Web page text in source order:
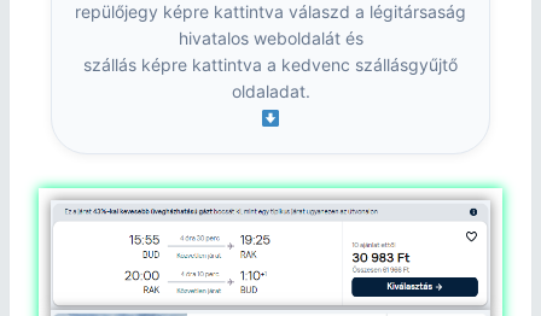
repülőjegy képre kattintva válaszd a légitársaság
hivatalos weboldalát és
szállás képre kattintva a kedvenc szállásgyűjtő
oldaladat.